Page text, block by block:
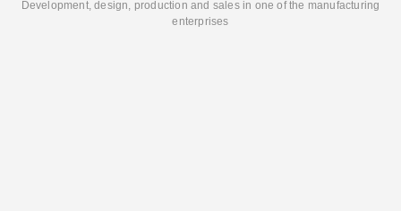
Development, design, production and sales in one of the manufacturing
enterprises